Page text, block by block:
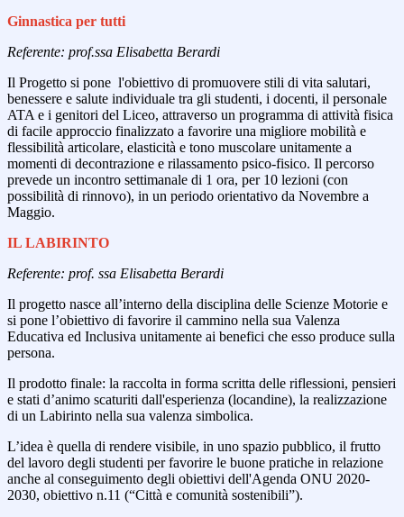
Ginnastica per tutti
Referente: prof.ssa Elisabetta Berardi
Il Progetto si pone l'obiettivo di promuovere stili di vita salutari,
benessere e salute individuale tra gli studenti, i docenti, il personale
ATA e i genitori del Liceo, attraverso un programma di attività fisica
di facile approccio finalizzato a favorire una migliore mobilità e
flessibilità articolare, elasticità e tono muscolare unitamente a
momenti di decontrazione e rilassamento psico-fisico. Il percorso
prevede un incontro settimanale di 1 ora, per 10 lezioni (con
possibilità di rinnovo), in un periodo orientativo da Novembre a
Maggio.
IL LABIRINTO
Referente: prof. ssa Elisabetta Berardi
Il progetto nasce all’interno della disciplina delle Scienze Motorie e
si pone l’obiettivo di favorire il cammino nella sua Valenza
Educativa ed Inclusiva unitamente ai benefici che esso produce sulla
persona.
Il prodotto finale: la raccolta in forma scritta delle riflessioni, pensieri
e stati d’animo scaturiti dall'esperienza (locandine), la realizzazione
di un Labirinto nella sua valenza simbolica.
L’idea è quella di rendere visibile, in uno spazio pubblico, il frutto
del lavoro degli studenti per favorire le buone pratiche in relazione
anche al conseguimento degli obiettivi dell'Agenda ONU 2020-
2030, obiettivo n.11 (“Città e comunità sostenibili”).